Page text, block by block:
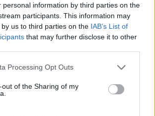
personal information by third parties on the
participants. This information may
us to third parties on the IAB’s List of
that may further disclose it to other
Processing Opt Outs
out of the Sharing of my
5
PARTIDOS TELEVISADOS
de pago
ÚLTIMO PARTIDO EN ABIERTO